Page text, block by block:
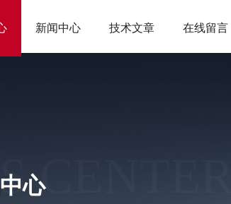
新闻中心 技术文章 在线留言
CENTER
心